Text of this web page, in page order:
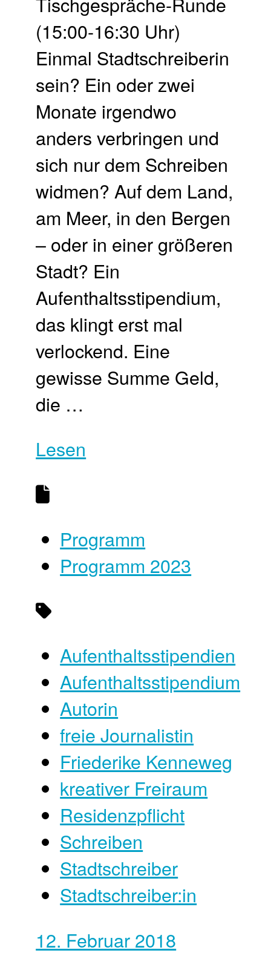
(15:00-16:30 Uhr)
Einmal Stadtschreiberin
sein? Ein oder zwei
Monate irgendwo
anders verbringen und
sich nur dem Schreiben
widmen? Auf dem Land,
am Meer, in den Bergen
– oder in einer größeren
Stadt? Ein
Aufenthaltsstipendium,
das klingt erst mal
verlockend. Eine
gewisse Summe Geld,
die …
Lesen
Programm
Programm 2023
Aufenthaltsstipendien
Aufenthaltsstipendium
Autorin
freie Journalistin
Friederike Kenneweg
kreativer Freiraum
Residenzpflicht
Schreiben
Stadtschreiber
Stadtschreiber:in
12. Februar 2018